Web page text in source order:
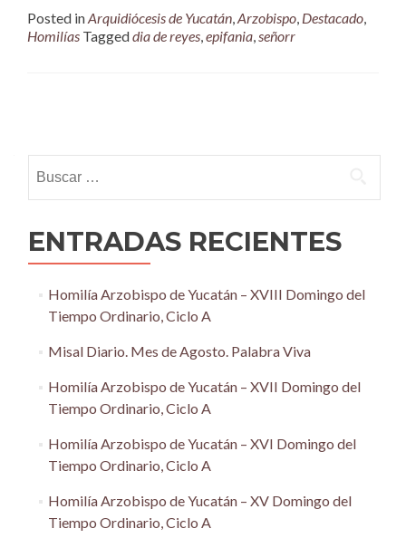
Posted inArquidiócesis de Yucatán,Arzobispo, Destacado,
Homilías Taggeddia de reyes,epifania,señorr
navigation
ENTRADAS RECIENTES
Homilía Arzobispo de Yucatán – XVIII Domingo del
Tiempo Ordinario, Ciclo A
Misal Diario. Mes de Agosto. Palabra Viva
Homilía Arzobispo de Yucatán – XVII Domingo del
Tiempo Ordinario, Ciclo A
Homilía Arzobispo de Yucatán – XVI Domingo del
Tiempo Ordinario, Ciclo A
Homilía Arzobispo de Yucatán – XV Domingo del
Tiempo Ordinario, Ciclo A